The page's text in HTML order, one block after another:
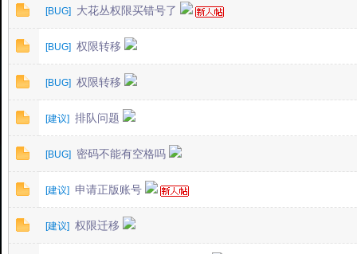
国 [BUG] 大花丛权限买错号了
[BUG] 权限转移
[BUG] 权限转移
[建议] 排队问题
[BUG] 密码不能有空格吗
[建议] 申请正版账号
[建议] 权限迁移